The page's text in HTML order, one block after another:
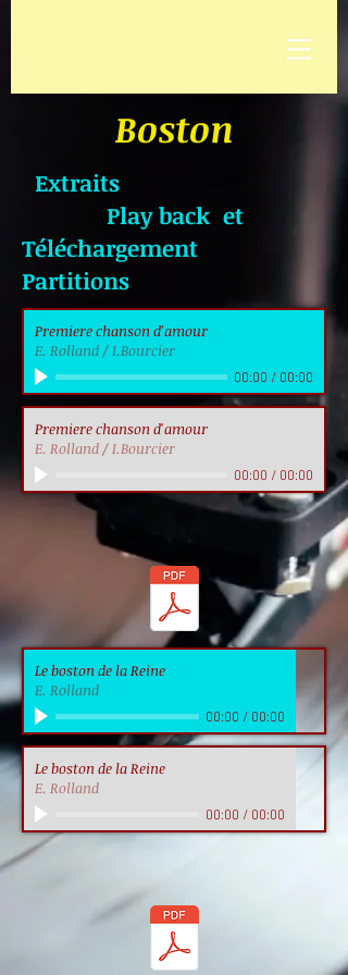
Boston
Extraits
Play back et
Téléchargement
Partitions
Premiere chanson d'amour
E. Rolland / I.Bourcier
00:00 / 00:00
Premiere chanson d'amour
E. Rolland / I.Bourcier
00:00 / 00:00
Le boston de la Reine
E. Rolland
00:00 / 00:00
Le boston de la Reine
E. Rolland
00:00 / 00:00